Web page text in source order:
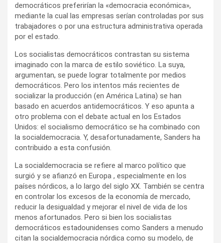
democráticos preferirían la «democracia económica»,
mediante la cual las empresas serían controladas por sus
trabajadores o por una estructura administrativa operada
por el estado.
Los socialistas democráticos contrastan su sistema
imaginado con la marca de estilo soviético. La suya,
argumentan, se puede lograr totalmente por medios
democráticos. Pero los intentos más recientes de
socializar la producción (en América Latina) se han
basado en acuerdos antidemocráticos. Y eso apunta a
otro problema con el debate actual en los Estados
Unidos: el socialismo democrático se ha combinado con
la socialdemocracia. Y, desafortunadamente, Sanders ha
contribuido a esta confusión.
La socialdemocracia se refiere al marco político que
surgió y se afianzó en Europa , especialmente en los
países nórdicos, a lo largo del siglo XX. También se centra
en controlar los excesos de la economía de mercado,
reducir la desigualdad y mejorar el nivel de vida de los
menos afortunados. Pero si bien los socialistas
democráticos estadounidenses como Sanders a menudo
citan la socialdemocracia nórdica como su modelo, de